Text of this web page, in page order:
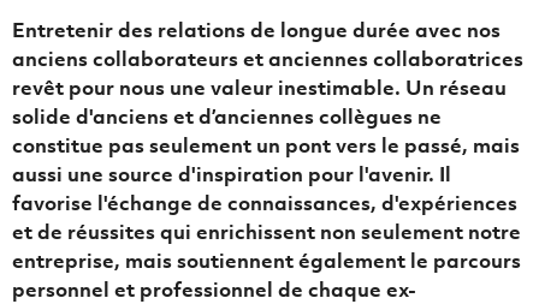
Entretenir des relations de longue durée avec nos
anciens collaborateurs et anciennes collaboratrices
revêt pour nous une valeur inestimable. Un réseau
solide d'anciens et d’anciennes collègues ne
constitue pas seulement un pont vers le passé, mais
aussi une source d'inspiration pour l'avenir. Il
favorise l'échange de connaissances, d'expériences
et de réussites qui enrichissent non seulement notre
entreprise, mais soutiennent également le parcours
personnel et professionnel de chaque ex-